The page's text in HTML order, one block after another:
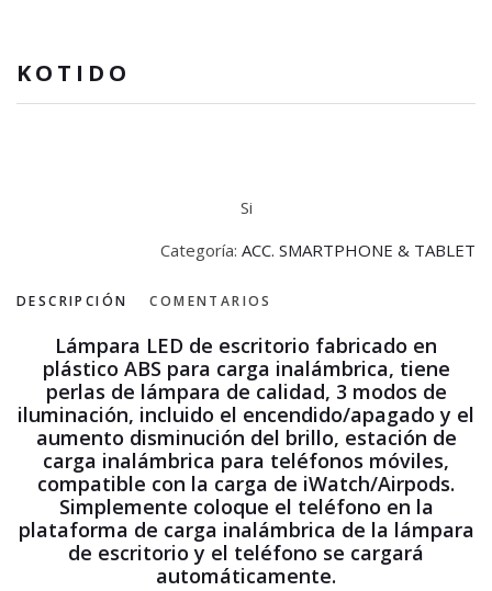
KOTIDO
Si
Categoría: ACC. SMARTPHONE & TABLET
DESCRIPCIÓN COMENTARIOS
Lámpara LED de escritorio fabricado en
plástico ABS para carga inalámbrica, tiene
perlas de lámpara de calidad, 3 modos de
iluminación, incluido el encendido/apagado y el
aumento disminución del brillo, estación de
carga inalámbrica para teléfonos móviles,
compatible con la carga de iWatch/Airpods.
Simplemente coloque el teléfono en la
plataforma de carga inalámbrica de la lámpara
de escritorio y el teléfono se cargará
automáticamente.